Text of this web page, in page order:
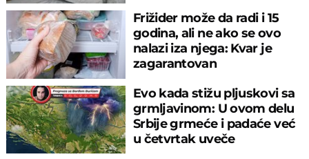
Frižider može da radi i 15
godina, ali ne ako se ovo
nalazi iza njega: Kvar je
zagarantovan
Evo kada stižu pljuskovi sa
grmljavinom: U ovom delu
Srbije grmeće i padaće već
u četvrtak uveče